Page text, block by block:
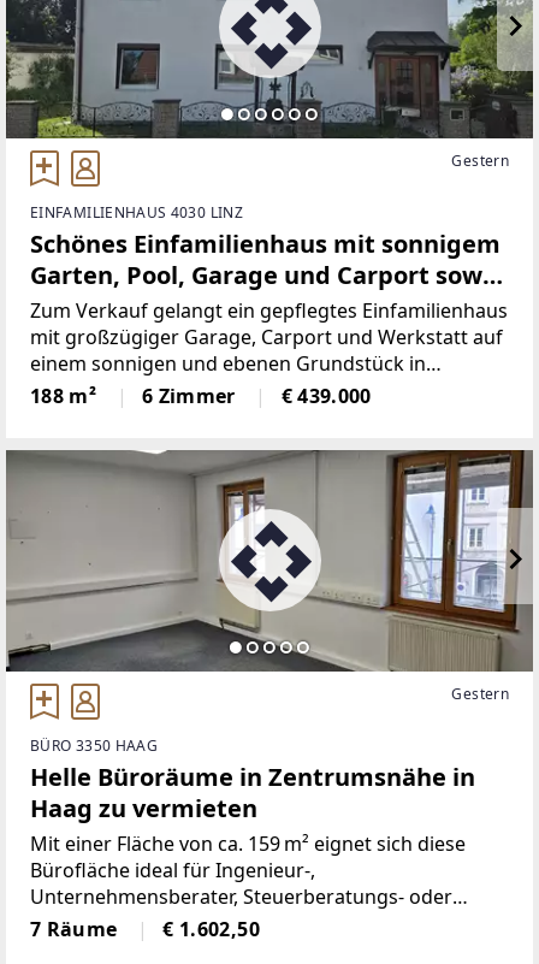
Gestern
EINFAMILIENHAUS 4030 LINZ
Schönes Einfamilienhaus mit sonnigem
Garten, Pool, Garage und Carport sowie
Hobby-Werkstatt in 4030 Linz
Zum Verkauf gelangt ein gepflegtes Einfamilienhaus
mit großzügiger Garage, Carport und Werkstatt auf
einem sonnigen und ebenen Grundstück in
attraktiver Grünlage nahe Linz.Die Liegenschaft
verbindet naturnahes Wohnen mit einer sehr guten
188 m² 6 Zimmer € 439.000
Gestern
BÜRO 3350 HAAG
Helle Büroräume in Zentrumsnähe in
Haag zu vermieten
Mit einer Fläche von ca. 159 m² eignet sich diese
Bürofläche ideal für Ingenieur-,
Unternehmensberater, Steuerberatungs- oder
Versicherungsbüros. Auch als Notar-,
Rechtsanwaltskanzlei oder als Arztgruppen-,
7 Räume € 1.602,50